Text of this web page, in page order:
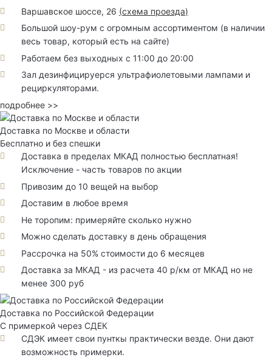
Варшавское шоссе, 26 (схема проезда)
Большой шоу-рум с огромным ассортиментом (в наличии
весь товар, который есть на сайте)
Работаем без выходных с 11:00 до 20:00
Зал дезинфицируерся ультрафиолетовыми лампами и
рециркуляторами.
подробнее >>
Доставка по Москве и области
Бесплатно и без спешки
Доставка в пределах МКАД полностью бесплатная!
Исключение - часть товаров по акции
Привозим до 10 вещей на выбор
Доставим в любое время
Не торопим: примеряйте сколько нужно
Можно сделать доставку в день обращения
Рассрочка на 50% стоимости до 6 месяцев
Доставка за МКАД - из расчета 40 р/км от МКАД но не
менее 300 руб
Доставка по Российской Федерации
С примеркой через СДЕК
СДЭК имеет свои пунткы практически везде. Они дают
возможность примерки.